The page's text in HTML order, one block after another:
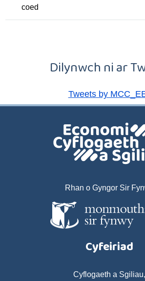
coed
Dilynwch ni ar
Tweets by
Rhan o Gyngor Sir
Cyfeiriad
Cyflogaeth a Sgiliau,